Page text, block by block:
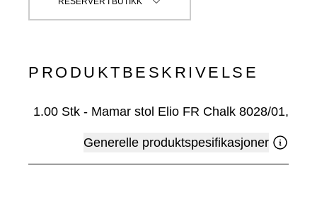
PRODUKTBESKRIVELSE
1.00 Stk - Mamar stol Elio FR Chalk 8028/01,
Generelle produktspesifikasjoner